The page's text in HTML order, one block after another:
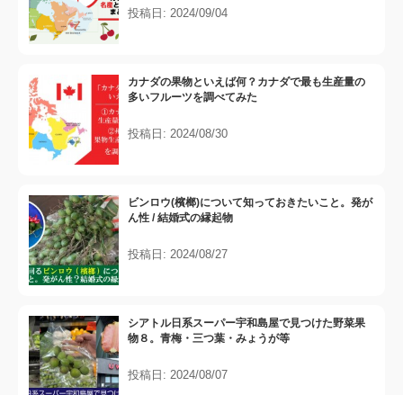
投稿日: 2024/09/04
カナダの果物といえば何？カナダで最も生産量の
多いフルーツを調べてみた
投稿日: 2024/08/30
ビンロウ(檳榔)について知っておきたいこと。発が
ん性 / 結婚式の縁起物
投稿日: 2024/08/27
シアトル日系スーパー宇和島屋で見つけた野菜果
物８。青梅・三つ葉・みょうが等
投稿日: 2024/08/07